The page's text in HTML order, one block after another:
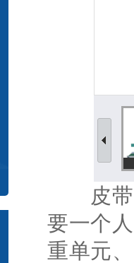
皮带式
要一个
重单元